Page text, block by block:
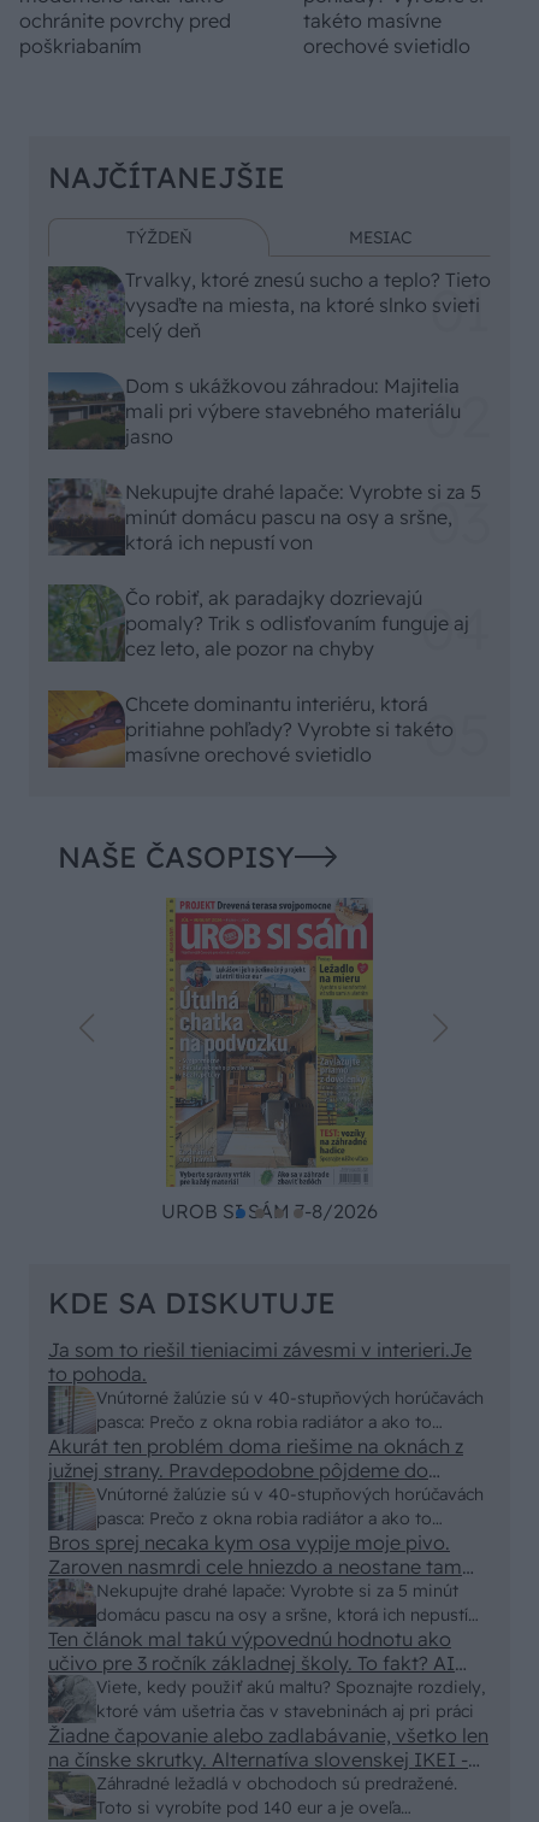
ochránite povrchy pred
poškriabaním
takéto masívne
orechové svietidlo
NAJČÍTANEJŠIE
TÝŽDEŇ MESIAC
Trvalky, ktoré znesú sucho a teplo? Tieto
vysaďte na miesta, na ktoré slnko svieti
celý deň
Dom s ukážkovou záhradou: Majitelia
mali pri výbere stavebného materiálu
jasno
Nekupujte drahé lapače: Vyrobte si za 5
minút domácu pascu na osy a sršne,
ktorá ich nepustí von
Čo robiť, ak paradajky dozrievajú
pomaly? Trik s odlisťovaním funguje aj
cez leto, ale pozor na chyby
Chcete dominantu interiéru, ktorá
pritiahne pohľady? Vyrobte si takéto
masívne orechové svietidlo
NAŠE ČASOPISY
UROB SI SÁM 7-8/2026
KDE SA DISKUTUJE
Vnútorné žalúzie sú v 40-stupňových horúčavách
pasca: Prečo z okna robia radiátor a ako to
vyriešiť za pár eur?
Ja som to riešil tieniacimi závesmi v interieri.Je
to pohoda.
Vnútorné žalúzie sú v 40-stupňových horúčavách
pasca: Prečo z okna robia radiátor a ako to
vyriešiť za pár eur?
Akurát ten problém doma riešime na oknách z
južnej strany. Pravdepodobne pôjdeme do
vonkajšieho tienenia na spôsob markízy
250x150cm. Čínsky predajcovia idú okolo 100
eur kus.
Nekupujte drahé lapače: Vyrobte si za 5 minút
domácu pascu na osy a sršne, ktorá ich nepustí
von
Bros sprej necaka kym osa vypije moje pivo.
Zaroven nasmrdi cele hniezdo a neostane tam
nic zive. Vasa pasca naucinke moc efektivne.
Skor pritiahne slimaky
Viete, kedy použiť akú maltu? Spoznajte rozdiely,
ktoré vám ušetria čas v stavebninách aj pri práci
Ten článok mal takú výpovednú hodnotu ako
učivo pre 3 ročník základnej školy. To fakt? AI
alebo nejaka kniha z VŠ? Dnešné rychlotvrdnuce
malty - pevnosť 40 Mpa a doba schnutia tak 15
minut , k tomu vodotesné s kryštálikou. A rozdiel
- schnutie a zretie. Nič?
Záhradné ležadlá v obchodoch sú predražené.
Toto si vyrobíte pod 140 eur a je oveľa
Žiadne čapovanie alebo zadlabávanie, všetko len
na čínske skrutky. Alternatíva slovenskej IKEI -
čo sa týka pevnosti. Autor si nedal veľa námahy s
remeselným spracovaním, škoda. No lepšie než